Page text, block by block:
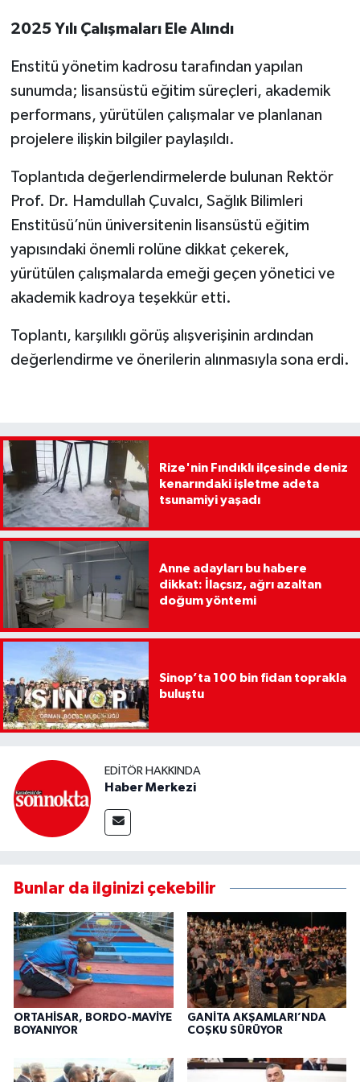
2025 Yılı Çalışmaları Ele Alındı
Enstitü yönetim kadrosu tarafından yapılan
sunumda; lisansüstü eğitim süreçleri, akademik
performans, yürütülen çalışmalar ve planlanan
projelere ilişkin bilgiler paylaşıldı.
Toplantıda değerlendirmelerde bulunan Rektör
Prof. Dr. Hamdullah Çuvalcı, Sağlık Bilimleri
Enstitüsü’nün üniversitenin lisansüstü eğitim
yapısındaki önemli rolüne dikkat çekerek,
yürütülen çalışmalarda emeği geçen yönetici ve
akademik kadroya teşekkür etti.
Toplantı, karşılıklı görüş alışverişinin ardından
değerlendirme ve önerilerin alınmasıyla sona erdi.
Rize'nin Fındıklı ilçesinde deniz
kenarındaki işletme adeta
tsunamiyi yaşadı
Anne adayları bu habere
dikkat: İlaçsız, ağrı azaltan
doğum yöntemi
Sinop’ta 100 bin fidan toprakla
buluştu
EDITÖR HAKKINDA
Haber Merkezi
Bunlar da ilginizi çekebilir
ORTAHİSAR, BORDO-MAVİYE
BOYANIYOR
GANİTA AKŞAMLARI’NDA
COŞKU SÜRÜYOR